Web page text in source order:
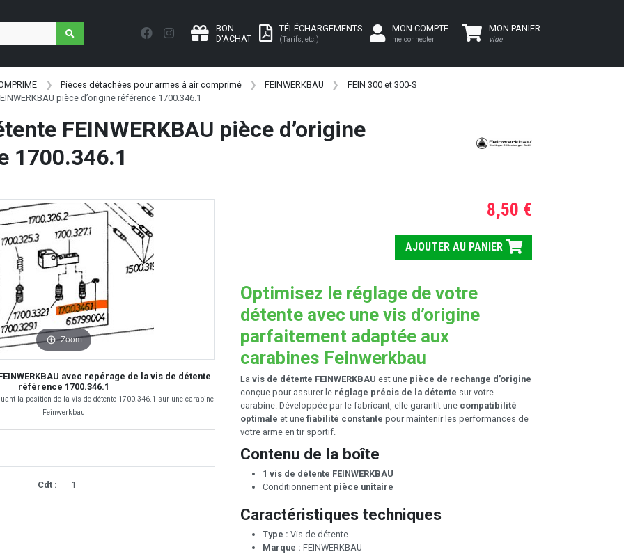
BON
D'ACHAT
TÉLÉCHARGEMENTS
(Tarifs, etc.)
MON COMPTE
me connecter
MON PANIER
vide
Pièces détachées pour armes à air comprimé FEINWERKBAU
FEIN 300 et 300-S
pièce d’origine référence 1700.346.1
FEINWERKBAU pièce d’origine
1700.346.1
Zoom
avec repérage de la vis de détente
référence 1700.346.1
la position de la vis de détente 1700.346.1 sur une carabine
Feinwerkbau
Cdt : 1
8,50 €
AJOUTER AU PANIER
Optimisez le réglage de votre
détente avec une vis d’origine
parfaitement adaptée aux
carabines Feinwerkbau
La vis de détente FEINWERKBAU est une pièce de rechange d’origine
conçue pour assurer le réglage précis de la détente sur votre
carabine. Développée par le fabricant, elle garantit une compatibilité
optimale et une fiabilité constante pour maintenir les performances de
votre arme en tir sportif.
Contenu de la boîte
1 vis de détente FEINWERKBAU
Conditionnement pièce unitaire
Caractéristiques techniques
Type : Vis de détente
Marque : FEINWERKBAU